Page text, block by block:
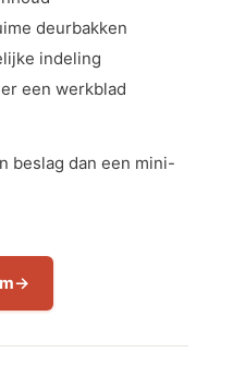
deurbakken
indeling
een werkblad
beslag dan een mini-